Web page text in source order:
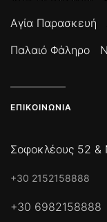
Αγία Παρασκευή
Παλαιό Φάληρο
ΕΠΙΚΟΙΝΩΝΊΑ
Σοφοκλέους 52
+30 2152158888
+30 6982158888